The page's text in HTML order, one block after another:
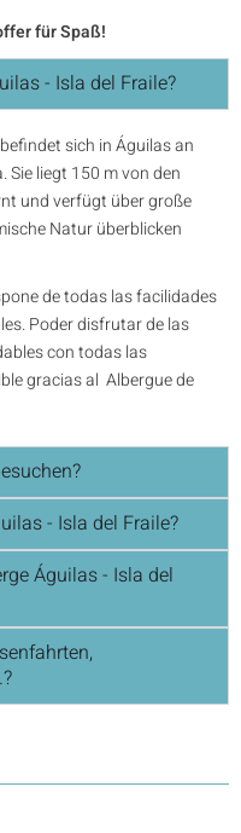
für Spaß!
- Isla del Fraile?
sich in Águilas an
Sie liegt 150 m von den
und verfügt über große
Natur überblicken
de todas las facilidades
Poder disfrutar de las
con todas las
gracias al Albergue de
- Isla del Fraile?
Águilas - Isla del